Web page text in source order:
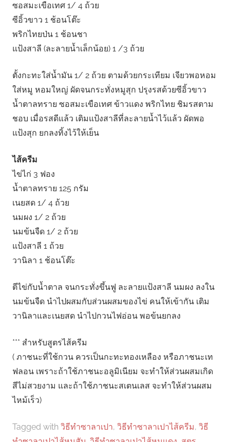
ซอสมะเขือเทศ 1/ 4 ถ้วย
ซีอิ้วขาว 1 ช้อนโต๊ะ
พริกไทยป่น 1 ช้อนชา
แป้งสาลี (ละลายน้ำเล็กน้อย) 1 /3 ถ้วย
ตั้งกะทะใส่น้ำมัน 1/ 2 ถ้วย ตามด้วยกระเทียม เจียวพอหอม
ใส่หมู หอมใหญ่ ผัดจนกระทั่งหมูสุก ปรุงรสด้วยซีอิ้วขาว
น้ำตาลทราย ซอสมะเขือเทศ ข้าวแดง พริกไทย ชิมรสตาม
ชอบ เมื่อรสดีแล้ว เติมแป้งสาลีที่ละลายน้ำไว้แล้ว ผัดพอ
แป้งสุก ยกลงทิ้งไว้ให้เย็น
ไส้ครีม
ไข่ไก่ 3 ฟอง
น้ำตาลทราย 125 กรัม
เนยสด 1/ 4 ถ้วย
นมผง 1/ 2 ถ้วย
นมข้นจืด 1/ 2 ถ้วย
แป้งสาลี 1 ถ้วย
วานิลา 1 ช้อนโต๊ะ
ตีไข่กับน้ำตาล จนกระทั่งขึ้นฟู ละลายแป้งสาลี นมผง ลงใน
นมข้นจืด นำไปผสมกับส่วนผสมของไข่ คนให้เข้ากัน เติม
วานิลาและเนยสด นำไปกวนไฟอ่อน พอข้นยกลง
*** สำหรับสูตรไส้ครีม
( ภาชนะที่ใช้กวน ควรเป็นกะทะทองเหลือง หรือภาชนะเท
ฟลอน เพราะถ้าใช้ภาชนะอลูมิเนียม จะทำให้ส่วนผสมเกิด
สีไม่สวยงาม และถ้าใช้ภาชนะสเตนเลส จะทำให้ส่วนผสม
ไหม้เร็ว)
Tagged with วิธีทําซาลาเปา, วิธีทําซาลาเปาไส้ครีม, วิธี